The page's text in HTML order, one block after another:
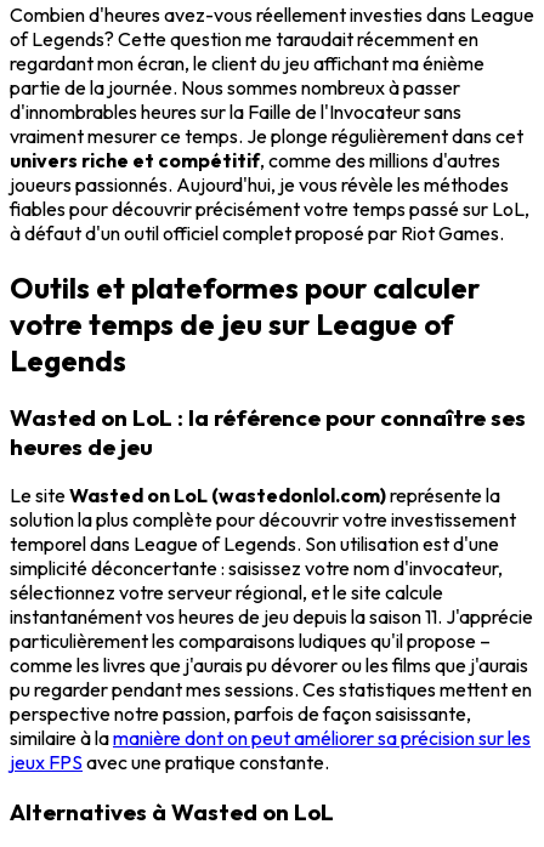
Combien d'heures avez-vous réellement investies dans League
of Legends? Cette question me taraudait récemment en
regardant mon écran, le client du jeu affichant ma énième
partie de la journée. Nous sommes nombreux à passer
d'innombrables heures sur la Faille de l'Invocateur sans
vraiment mesurer ce temps. Je plonge régulièrement dans cet
univers riche et compétitif, comme des millions d'autres
joueurs passionnés. Aujourd'hui, je vous révèle les méthodes
fiables pour découvrir précisément votre temps passé sur LoL,
à défaut d'un outil officiel complet proposé par Riot Games.
Outils et plateformes pour calculer
votre temps de jeu sur League of
Legends
Wasted on LoL : la référence pour connaître ses
heures de jeu
Le siteWasted on LoL (wastedonlol.com)représente la
solution la plus complète pour découvrir votre investissement
temporel dans League of Legends. Son utilisation est d'une
simplicité déconcertante : saisissez votre nom d'invocateur,
sélectionnez votre serveur régional, et le site calcule
instantanément vos heures de jeu depuis la saison 11. J'apprécie
particulièrement les comparaisons ludiques qu'il propose –
comme les livres que j'aurais pu dévorer ou les films que j'aurais
pu regarder pendant mes sessions. Ces statistiques mettent en
perspective notre passion, parfois de façon saisissante,
similaire à lamanière dont on peut améliorer sa précision sur les
jeux FPS avec une pratique constante.
Alternatives à Wasted on LoL